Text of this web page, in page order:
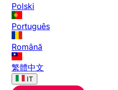
Polski
Português
Română
繁體中文
IT